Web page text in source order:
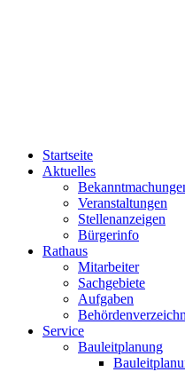
Startseite
Aktuelles
Veranstaltungen
Stellenanzeigen
Bürgerinfo
Rathaus
Mitarbeiter
Sachgebiete
Aufgaben
Service
Bauleitplanung